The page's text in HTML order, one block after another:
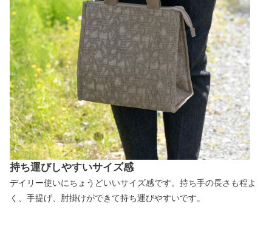
持ち運びしやすいサイズ感
デイリー使いにちょうどいいサイズ感です。持ち手の長さも程よ
く、手提げ、肘掛けができて持ち運びやすいです。